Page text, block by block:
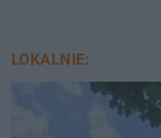
LOKALNIE: